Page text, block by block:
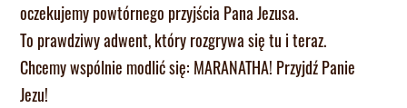
oczekujemy powtórnego przyjścia Pana Jezusa.
To prawdziwy adwent, który rozgrywa się tu i teraz.
Chcemy wspólnie modlić się: MARANATHA! Przyjdź Panie
Jezu!